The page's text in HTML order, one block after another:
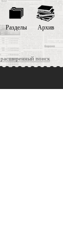
расширенный поиск
Разделы Архив